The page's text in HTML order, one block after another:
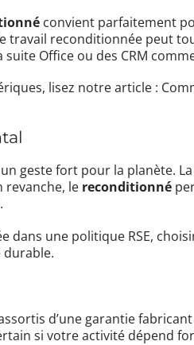
convient parfaitement
travail reconditionnée peut
Office ou des CRM
lisez notre article :
geste fort pour la planète.
revanche, le reconditionné
dans une politique RSE,
d’une garantie
si votre activité dépend